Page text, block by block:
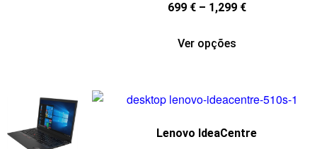
699 € – 1,299 €
Ver opções
Lenovo IdeaCentre